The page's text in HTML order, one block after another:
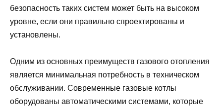
безопасность таких систем может быть на высоком
уровне, если они правильно спроектированы и
установлены.
Одним из основных преимуществ газового отопления
является минимальная потребность в техническом
обслуживании. Современные газовые котлы
оборудованы автоматическими системами, которые